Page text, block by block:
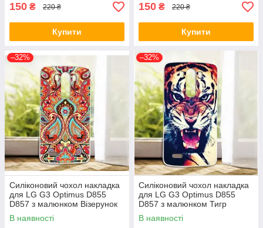
150 ₴ 220 ₴
Купити
150 ₴ 220 ₴
Купити
–32%
Силіконовий чохол накладка
для LG G3 Optimus D855
D857 з малюнком Візерунок
В наявності
–32%
Силіконовий чохол накладка
для LG G3 Optimus D855
D857 з малюнком Тигр
В наявності